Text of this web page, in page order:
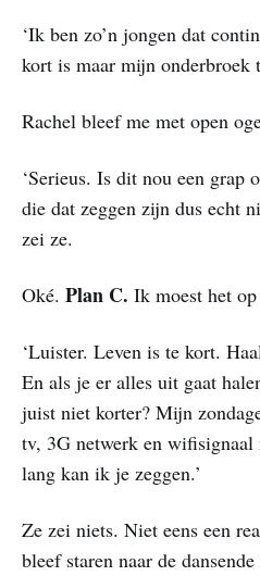
‘Ik ben zo’n jongen dat
kort is maar mijn onderbroek
Rachel bleef me met open
‘Serieus. Is dit nou een
die dat zeggen zijn dus echt
zei ze.
Oké. Plan C. Ik moest het
‘Luister. Leven is te kort.
En als je er alles uit gaat
juist niet korter? Mijn
tv, 3G netwerk en wifisignaal
lang kan ik je zeggen.’
Ze zei niets. Niet eens een
bleef staren naar de